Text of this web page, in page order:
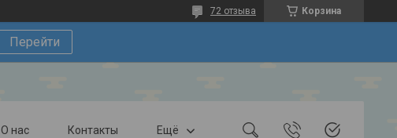
Корзина
72 отзыва
Перейти
О нас Контакты Ещё